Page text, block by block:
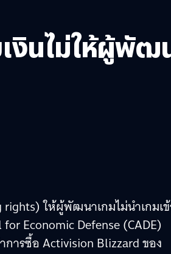
งินไม่ให้ผู้พัฒ
rights) ให้ผู้พัฒนาเกมไม่นำเกมเ
Economic Defense (CADE)
ารซื้อ Activision Blizzard ของ